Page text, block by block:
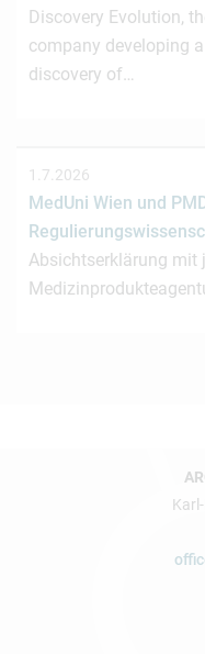
Discovery Evolution,
company developing
discovery of…
1.7.2026
MedUni Wien und
Absichtserklärung mit